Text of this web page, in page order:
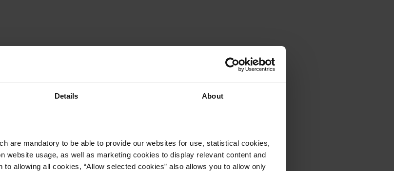
Details About
are mandatory to be able to provide our websites for use, statistical cookies,
website usage, as well as marketing cookies to display relevant content and
allowing all cookies, “Allow selected cookies” also allows you to allow only